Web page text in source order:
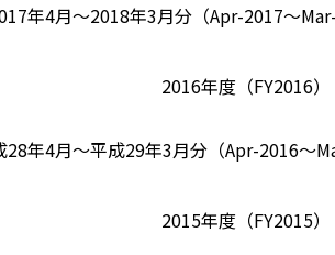
年4月～2018年3月分（Apr-2017～Mar-
2016年度（FY2016）
28年4月～平成29年3月分（Apr-2016～
2015年度（FY2015）